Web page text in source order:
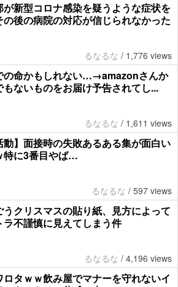
が新型コロナ感染を疑うような症状を
後の病院の対応が信じられなかった
るなるな / 1,776 views
の命かもしれない…→amazonさんか
もないものをお届け予告されてし...
るなるな / 1,611 views
動】面接時の失敗あるある集が面白い
特に3番目やば…
るなるな / 597 views
うクリスマスの貼り紙、見方によって
ラ不謹慎に見えてしまう件
るなるな / 4,196 views
ロタｗｗ飲み屋でマナーを守れないイ